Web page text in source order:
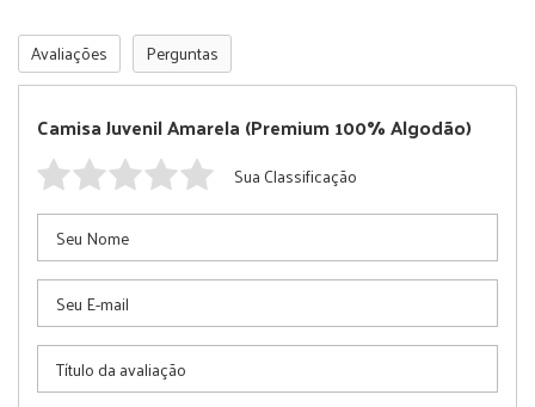
Avaliações Perguntas
Camisa Juvenil Amarela (Premium 100% Algodão)
Sua Classificação